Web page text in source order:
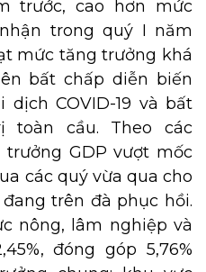
trước, cao hơn mức
trong quý I năm
mức tăng trưởng khá
bất chấp diễn biến
COVID-19 và bất
toàn cầu. Theo các
trưởng GDP vượt mốc
các quý vừa qua cho
trên đà phục hồi.
nông, lâm nghiệp và
đóng góp 5,76%